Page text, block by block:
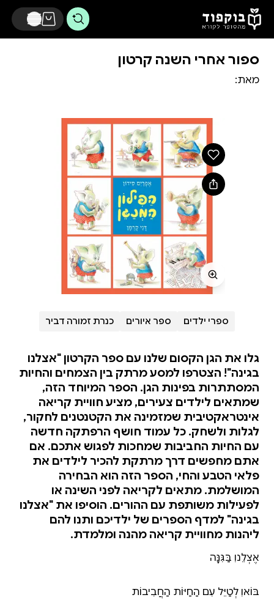
דלג לתוכן הראשי
ספור אחרי השנה קרטון
מאת:
ספרי ילדים ספר איורים כנרת זמורה דביר
גלו את הגן הקסום שלנו עם ספר הקרטון "אצלנו
בגינה"! הצטרפו למסע מרתק בין הצמחים והחיות
המסתתרות בפינות הגן. הספר המיוחד הזה,
שמתאים לילדים צעירים, מציע חוויית קריאה
אינטראקטיבית שמזמינה את הקטנטנים לחקור,
לגלות ולשחק. כל עמוד חושף הרפתקה חדשה
עם החיות החביבות שמחכות לפגוש אתכם. אם
אתם מחפשים דרך מרתקת להכיר לילדים את
פלאי הטבע והחי, הספר הזה הוא הבחירה
המושלמת. מתאים לקריאה לפני השינה או
לפעילות משותפת עם ההורים. הוסיפו את "אצלנו
בגינה" למדף הספרים של ילדיכם ותנו להם
ליהנות מחוויית קריאה מהנה ומלמדת.